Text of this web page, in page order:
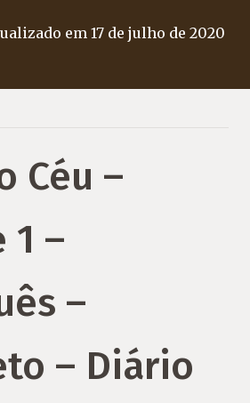
em17 de julho de 2020
Céu –
1 –
–
– Diário